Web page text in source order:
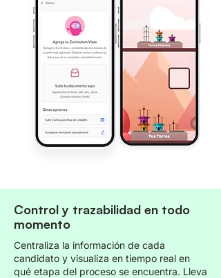
Control y trazabilidad en todo
momento
Centraliza la información de cada
candidato y visualiza en tiempo real en
qué etapa del proceso se encuentra. Lleva